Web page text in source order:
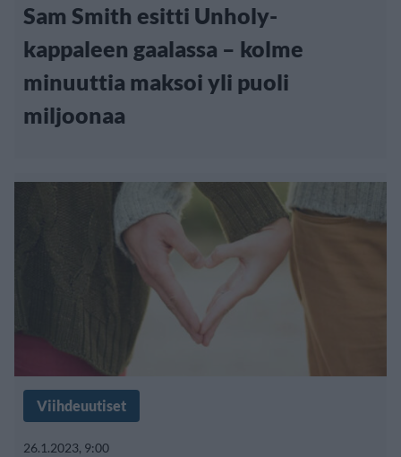
Sam Smith esitti Unholy-
kappaleen gaalassa – kolme
minuuttia maksoi yli puoli
miljoonaa
Viihdeuutiset
26.1.2023, 9:00